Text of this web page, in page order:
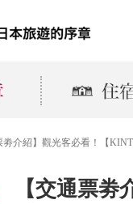
劵介紹】觀光客必看！【
【交通票劵